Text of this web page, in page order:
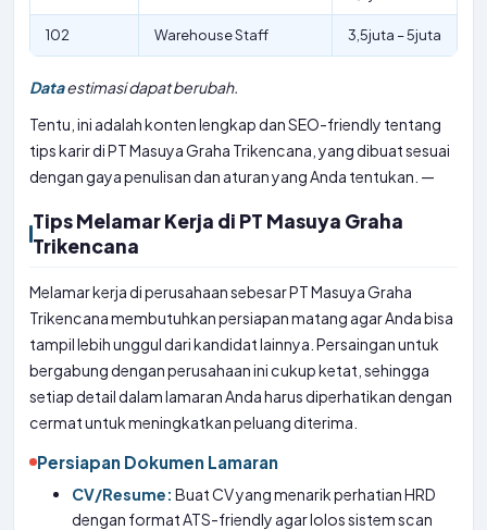
102 Warehouse Staff 3,5juta – 5juta
Dataestimasi dapat berubah.
Tentu, ini adalah konten lengkap dan SEO-friendly tentang
tips karir di PT Masuya Graha Trikencana, yang dibuat sesuai
dengan gaya penulisan dan aturan yang Anda tentukan. —
Tips Melamar Kerja di PT Masuya Graha
Trikencana
Melamar kerja di perusahaan sebesar PT Masuya Graha
Trikencana membutuhkan persiapan matang agar Anda bisa
tampil lebih unggul dari kandidat lainnya. Persaingan untuk
bergabung dengan perusahaan ini cukup ketat, sehingga
setiap detail dalam lamaran Anda harus diperhatikan dengan
cermat untuk meningkatkan peluang diterima.
Persiapan Dokumen Lamaran
CV/Resume: Buat CV yang menarik perhatian HRD
dengan format ATS-friendly agar lolos sistem scan